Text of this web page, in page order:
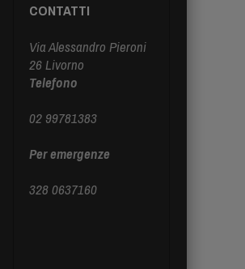
CONTATTI
Via Alessandro Pieroni
26 Livorno
Telefono
02 99781383
Per emergenze
328 0637160